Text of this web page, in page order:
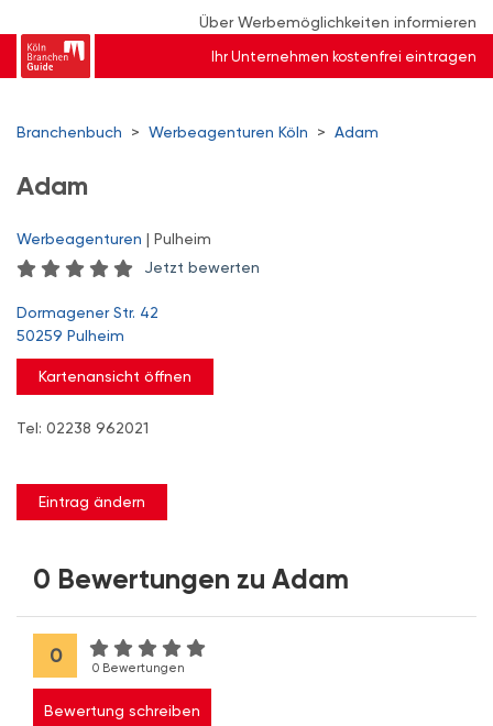
Über Werbemöglichkeiten informieren
Ihr Unternehmen kostenfrei eintragen
Branchenbuch > Werbeagenturen Köln > Adam
Adam
Werbeagenturen | Pulheim
Jetzt bewerten
Dormagener Str. 42
50259 Pulheim
Kartenansicht öffnen
Tel: 02238 962021
Eintrag ändern
0 Bewertungen zu Adam
0
0 Bewertungen
Bewertung schreiben